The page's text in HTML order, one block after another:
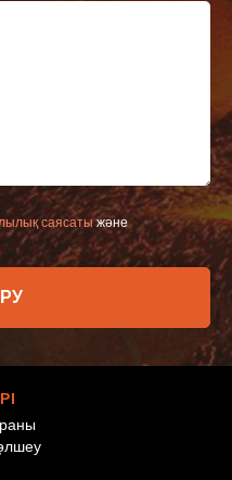
саясатыжәне